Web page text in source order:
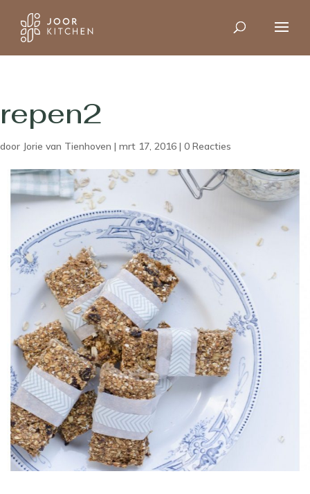
repen2
door Jorie van Tienhoven | mrt 17, 2016 | 0 Reacties